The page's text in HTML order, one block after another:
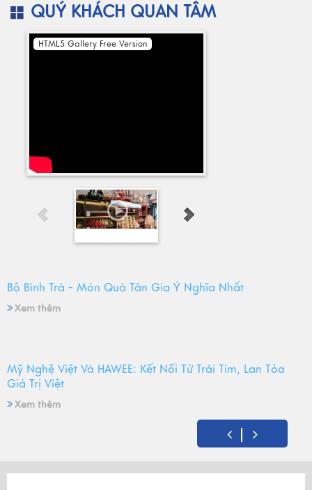
QUÝ KHÁCH QUAN TÂM
HTML5 Gallery Free Version
Bộ Bình Trà - Món Quà Tân Gia Ý Nghĩa Nhất
Xem thêm
Mỹ Nghệ Việt Và HAWEE: Kết Nối Từ Trái Tim, Lan Tỏa
Giá Trị Việt
Xem thêm